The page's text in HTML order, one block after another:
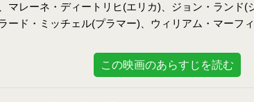
マレーネ・ディートリヒ(エリカ)、ジョン・ランド(
ード・ミッチェル(プラマー)、ウィリアム・マーフ
この映画のあらすじを読む